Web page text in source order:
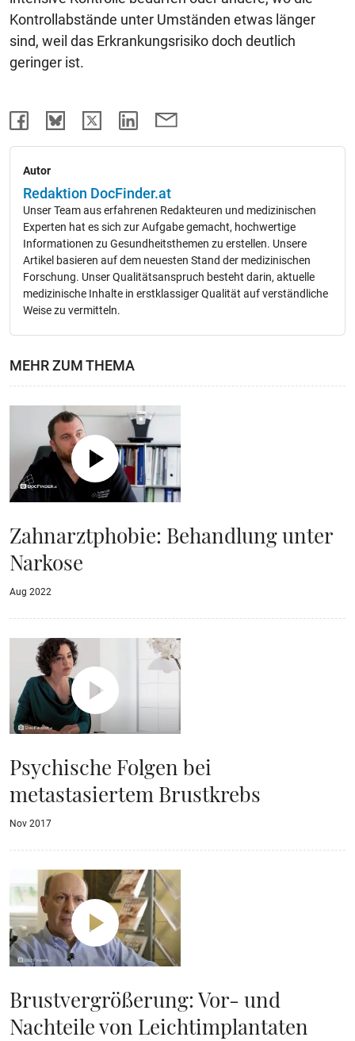
Kontrollabstände unter Umständen etwas länger
sind, weil das Erkrankungsrisiko doch deutlich
geringer ist.
Autor
Redaktion DocFinder.at
Unser Team aus erfahrenen Redakteuren und medizinischen
Experten hat es sich zur Aufgabe gemacht, hochwertige
Informationen zu Gesundheitsthemen zu erstellen. Unsere
Artikel basieren auf dem neuesten Stand der medizinischen
Forschung. Unser Qualitätsanspruch besteht darin, aktuelle
medizinische Inhalte in erstklassiger Qualität auf verständliche
Weise zu vermitteln.
MEHR ZUM THEMA
Zahnarztphobie: Behandlung unter
Narkose
Aug 2022
Psychische Folgen bei
metastasiertem Brustkrebs
Nov 2017
Brustvergrößerung: Vor- und
Nachteile von Leichtimplantaten